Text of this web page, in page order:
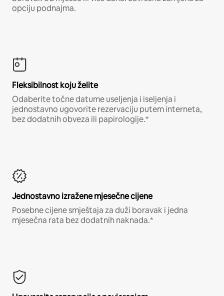
opciju podnajma.
Fleksibilnost koju želite
Odaberite točne datume useljenja i iseljenja i
jednostavno ugovorite rezervaciju putem interneta,
bez dodatnih obveza ili papirologije.*
Jednostavno izražene mjesečne cijene
Posebne cijene smještaja za duži boravak i jedna
mjesečna rata bez dodatnih naknada.*